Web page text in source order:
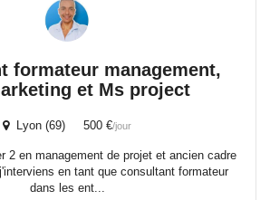
formateur management,
et Ms project
Lyon (69) 500 €/jour
2 en management de projet et ancien cadre
en tant que consultant formateur
dans les ent...